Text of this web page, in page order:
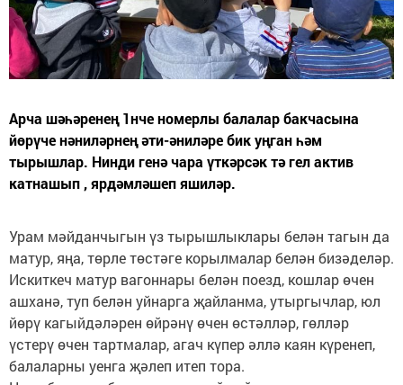
Арча шәһәренең 1нче номерлы балалар бакчасына
йөрүче нәниләрнең әти-әниләре бик уңган һәм
тырышлар. Нинди генә чара үткәрсәк тә гел актив
катнашып , ярдәмләшеп яшиләр.
Урам мәйданчыгын үз тырышлыклары белән тагын да
матур, яңа, төрле төстәге корылмалар белән бизәделәр.
Искиткеч матур вагоннары белән поезд, кошлар өчен
ашханә, туп белән уйнарга җайланма, утыргычлар, юл
йөрү кагыйдәләрен өйрәнү өчен өстәлләр, гөлләр
үстерү өчен тартмалар, агач күпер әллә каян күренеп,
балаларны уенга җәлеп итеп тора.